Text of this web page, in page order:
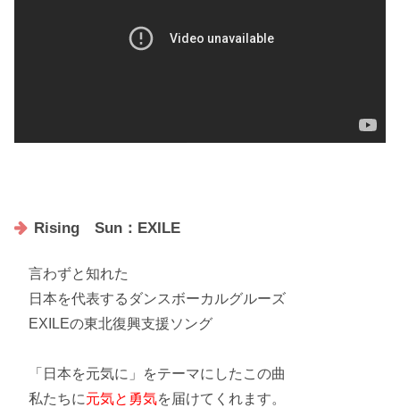
Rising Sun：EXILE
言わずと知れた
日本を代表するダンスボーカルグルーズ
EXILEの東北復興支援ソング
「日本を元気に」をテーマにしたこの曲
私たちに元気と勇気を届けてくれます。